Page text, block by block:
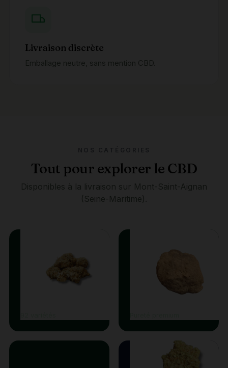
Livraison discrète
Emballage neutre, sans mention CBD.
Tout pour explorer le CBD
Disponibles à la livraison sur Mont-Saint-Aignan
(Seine-Maritime).